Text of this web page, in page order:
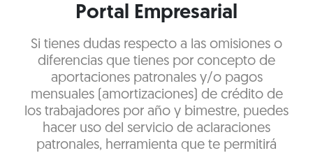
Portal Empresarial
Si tienes dudas respecto a las omisiones o
diferencias que tienes por concepto de
aportaciones patronales y/o pagos
mensuales (amortizaciones) de crédito de
los trabajadores por año y bimestre, puedes
hacer uso del servicio de aclaraciones
patronales, herramienta que te permitirá